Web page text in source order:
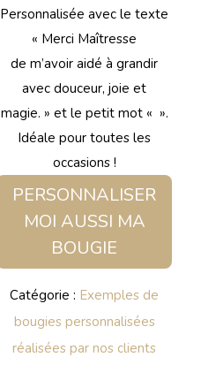
Personnalisée avec le texte
« Merci Maîtresse
de m’avoir aidé à grandir
avec douceur, joie et
magie. » et le petit mot « ».
Idéale pour toutes les
occasions !
PERSONNALISER
MOI AUSSI MA
BOUGIE
Catégorie : Exemples de
bougies personnalisées
réalisées par nos clients